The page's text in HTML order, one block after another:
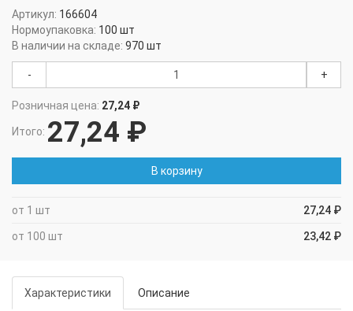
Характеристики Описание
Артикул: 166604
Нормоупаковка: 100 шт
В наличии на складе: 970 шт
- +
Розничная цена: 27,24 ₽
Итого: 27,24 ₽
В корзину
от 1 шт 27,24 ₽
от 100 шт 23,42 ₽